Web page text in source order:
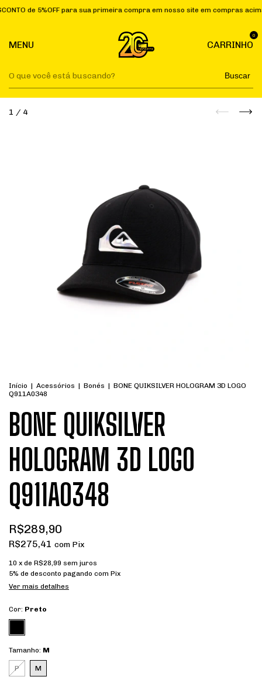
de 5%OFF para sua primeira compra em nosso site em compras
MENU CARRINHO
0
Buscar
1 / 4
Início | Acessórios | Bonés | BONE QUIKSILVER HOLOGRAM 3D LOGO
Q911A0348
BONE QUIKSILVER
HOLOGRAM 3D LOGO
Q911A0348
R$289,90
R$275,41 com Pix
10 x de R$28,99 sem juros
5% de desconto pagando com Pix
Ver mais detalhes
Cor: Preto
Tamanho: M
P M